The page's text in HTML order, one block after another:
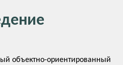
объектно-ориентированный